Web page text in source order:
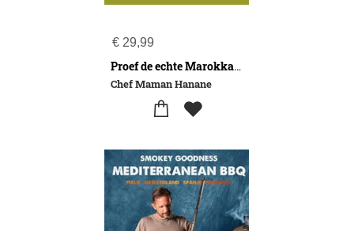
€ 29,99
Proef de echte Marokkaanse keuken
Chef Maman Hanane